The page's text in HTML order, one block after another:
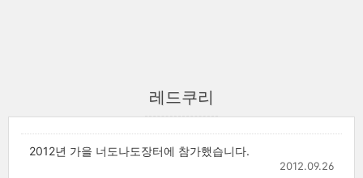
레드쿠리
2012년 가을 너도나도장터에 참가했습니다.
2012.09.26